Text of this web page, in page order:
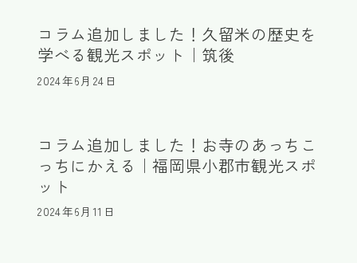
コラム追加しました！久留米の歴史を
学べる観光スポット｜筑後
2024年6月24日
コラム追加しました！お寺のあっちこ
っちにかえる｜福岡県小郡市観光スポ
ット
2024年6月11日